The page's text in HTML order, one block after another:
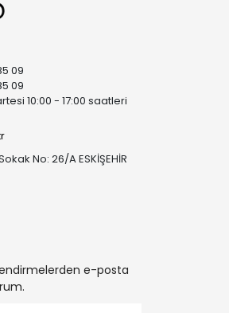
09
09
10:00 - 17:00 saatleri
No: 26/A ESKİŞEHİR
e-posta